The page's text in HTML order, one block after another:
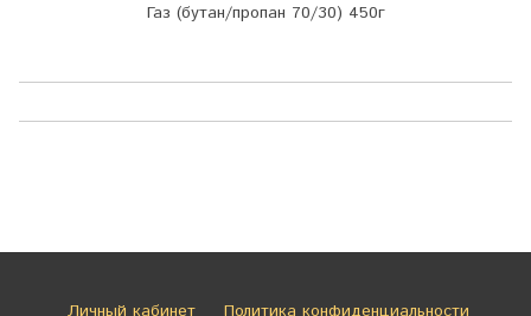
Газ (бутан/пропан 70/30) 450г